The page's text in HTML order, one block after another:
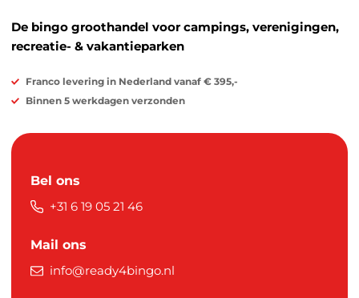
De bingo groothandel voor campings, verenigingen,
recreatie- & vakantieparken
Franco levering in Nederland vanaf € 395,-
Binnen 5 werkdagen verzonden
Bel ons
+31 6 19 05 21 46
Mail ons
info@ready4bingo.nl